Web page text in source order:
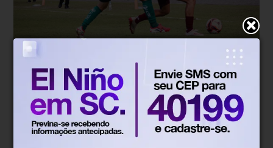
Há 6 dias
Começar de novo
Buscar calendário outra vez